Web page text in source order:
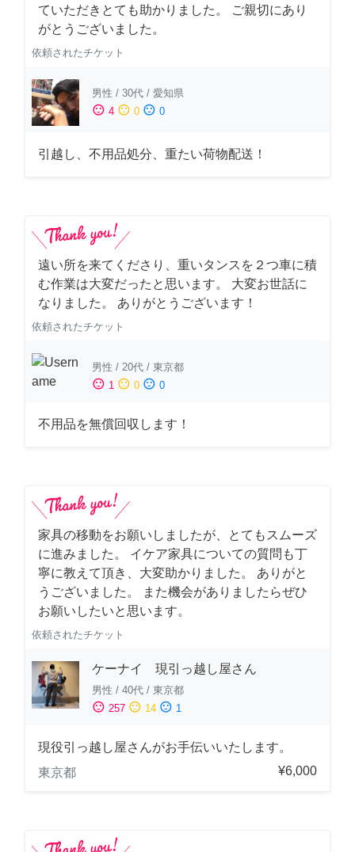
ていただきとても助かりました。 ご親切にあり
がとうございました。
依頼されたチケット
男性 / 30代 / 愛知県
sentiment_satisfied 4 sentiment_neutral 0 sentiment_dissatisfied 0
引越し、不用品処分、重たい荷物配送！
遠い所を来てくださり、重いタンスを２つ車に積
む作業は大変だったと思います。 大変お世話に
なりました。 ありがとうございます！
依頼されたチケット
男性 / 20代 / 東京都
sentiment_satisfied 1 sentiment_neutral 0 sentiment_dissatisfied 0
不用品を無償回収します！
家具の移動をお願いしましたが、とてもスムーズ
に進みました。 イケア家具についての質問も丁
寧に教えて頂き、大変助かりました。 ありがと
うございました。 また機会がありましたらぜひ
お願いしたいと思います。
依頼されたチケット
ケーナイ 現引っ越し屋さん
男性 / 40代 / 東京都
sentiment_satisfied 257 sentiment_neutral 14 sentiment_dissatisfied 1
現役引っ越し屋さんがお手伝いいたします。
東京都
¥6,000